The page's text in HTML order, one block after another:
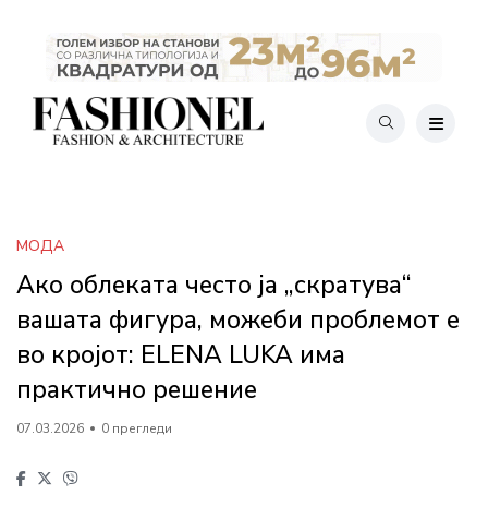
МОДА
Ако облеката често ја „скратува“
вашата фигура, можеби проблемот е
во кројот: ELENA LUKA има
практично решение
07.03.2026 0 прегледи